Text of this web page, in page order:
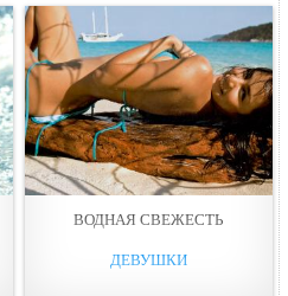
ВОДНАЯ СВЕЖЕСТЬ
ДЕВУШКИ